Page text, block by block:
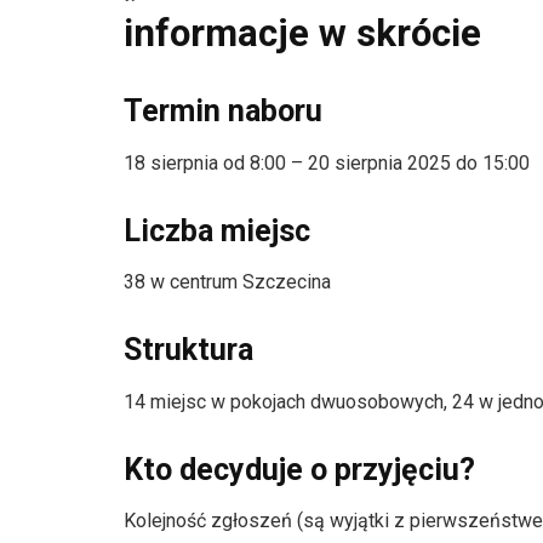
informacje w skrócie
Termin naboru
18 sierpnia od 8:00 – 20 sierpnia 2025 do 15:00
Liczba miejsc
38 w centrum Szczecina
Struktura
14 miejsc w pokojach dwuosobowych, 24 w
Kto decyduje o przyjęciu?
Kolejność zgłoszeń (są wyjątki z